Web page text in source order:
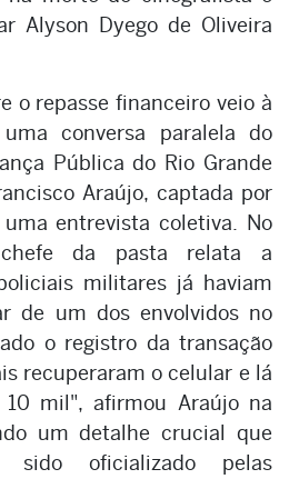
Alyson Dyego de Oliveira
o repasse financeiro veio à
conversa paralela do
Pública do Rio Grande
Araújo, captada por
entrevista coletiva. No
da pasta relata a
militares já haviam
de um dos envolvidos no
o registro da transação
recuperaram o celular e lá
mil", afirmou Araújo na
um detalhe crucial que
oficializado pelas